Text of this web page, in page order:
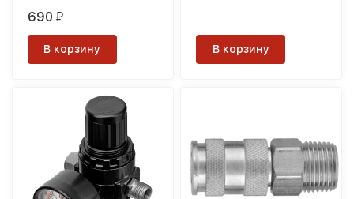
690₽
В корзину В корзину